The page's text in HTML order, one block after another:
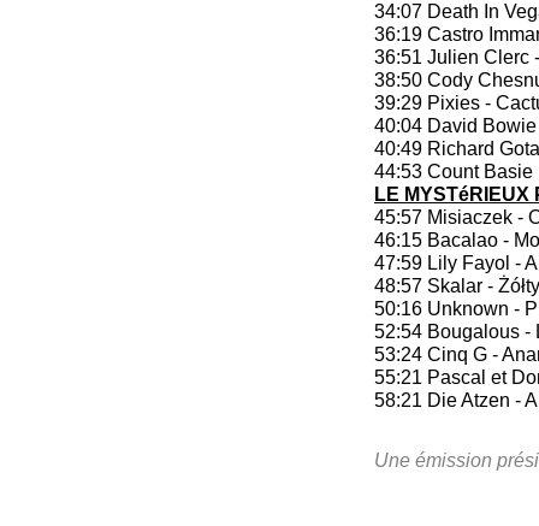
34:07 Death In
36:19 Castro
36:51 Julien Clerc
38:50 Cody
39:29 Pixies -
40:04 David
40:49 Richard
44:53 Count
LE MYSTéRIEUX
45:57 Misiaczek -
46:15 Bacalao -
47:59 Lily Fayol -
48:57 Skalar -
50:16 Unknown -
52:54 Bougalous -
53:24 Cinq G -
55:21 Pascal et
58:21 Die Atzen -
Une émission